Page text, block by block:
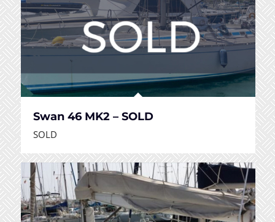
Swan 46 MK2 – SOLD
SOLD